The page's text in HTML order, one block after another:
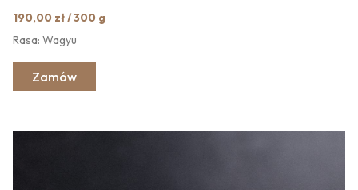
190,00 zł / 300 g
Rasa: Wagyu
Zamów